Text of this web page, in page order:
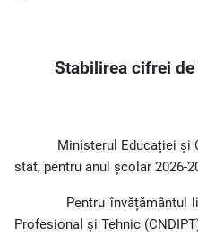
Stabilirea cifrei
Ministerul Educației și
stat, pentru anul școlar 2026-
Pentru învățământul
Profesional și Tehnic